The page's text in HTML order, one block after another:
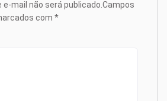
e-mail não será publicado.Campos
com *